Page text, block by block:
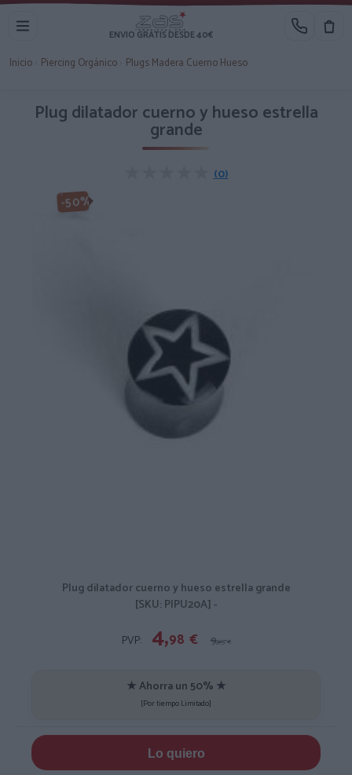
ENVIO GRATIS DESDE 40€
Inicio Piercing Orgánico Plugs Madera Cuerno Hueso
Plug dilatador cuerno y hueso estrella
grande
(0)
-50%
Plug dilatador cuerno y hueso estrella grande
[SKU: PIPU20A] -
PVP:
4,98 € 9,95 €
★ Ahorra un 50% ★
[Por tiempo Limitado]
Lo quiero